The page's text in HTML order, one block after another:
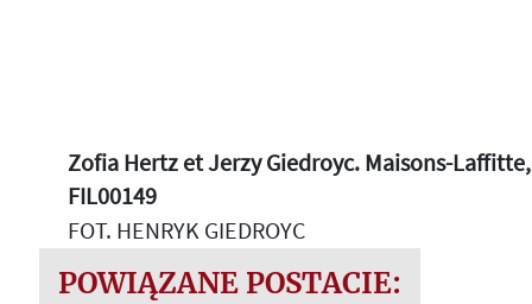
Zofia Hertz et Jerzy Giedroyc. Maisons-
FIL00149
FOT. HENRYK GIEDROYC
POWIĄZANE POSTACIE: